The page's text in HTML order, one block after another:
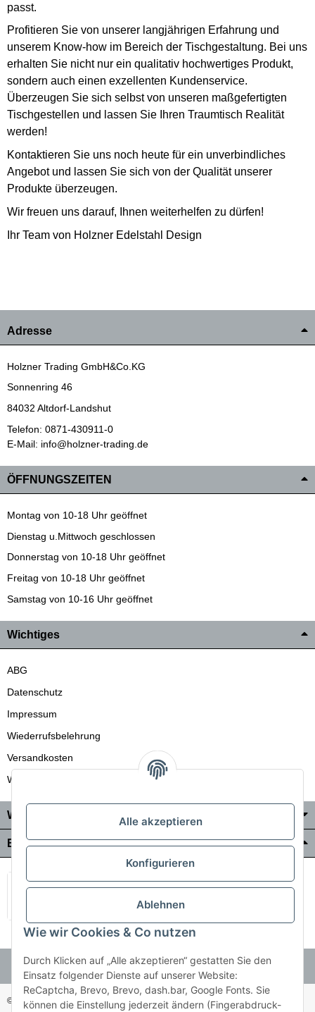
passt.
Profitieren Sie von unserer langjährigen Erfahrung und
unserem Know-how im Bereich der Tischgestaltung. Bei uns
erhalten Sie nicht nur ein qualitativ hochwertiges Produkt,
sondern auch einen exzellenten Kundenservice.
Überzeugen Sie sich selbst von unseren maßgefertigten
Tischgestellen und lassen Sie Ihren Traumtisch Realität
werden!
Kontaktieren Sie uns noch heute für ein unverbindliches
Angebot und lassen Sie sich von der Qualität unserer
Produkte überzeugen.
Wir freuen uns darauf, Ihnen weiterhelfen zu dürfen!
Ihr Team von Holzner Edelstahl Design
Adresse
Holzner Trading GmbH&Co.KG
Sonnenring 46
84032 Altdorf-Landshut
Telefon: 0871-430911-0
E-Mail: info@holzner-trading.de
ÖFFNUNGSZEITEN
Montag von 10-18 Uhr geöffnet
Dienstag u.Mittwoch geschlossen
Donnerstag von 10-18 Uhr geöffnet
Freitag von 10-18 Uhr geöffnet
Samstag von 10-16 Uhr geöffnet
Wichtiges
ABG
Datenschutz
Impressum
Wiederrufsbelehrung
Versandkosten
Wir liefern auch in die Schweiz
Wo Sie uns finden
Bezahlung & Versand
© Holzner-Trading GmbH&Co KG Besucherzähler: 3510286
Alle akzeptieren
Konfigurieren
Ablehnen
Wie wir Cookies & Co nutzen
Durch Klicken auf „Alle akzeptieren“ gestatten Sie den
Einsatz folgender Dienste auf unserer Website:
ReCaptcha, Brevo, Brevo, dash.bar, Google Fonts. Sie
können die Einstellung jederzeit ändern (Fingerabdruck-